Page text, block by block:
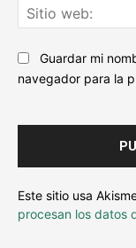
Guardar mi
navegador para la
Este sitio usa
procesan los datos